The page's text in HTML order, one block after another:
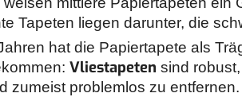
Tapeten liegen darunter, die
hat die Papiertapete als
Vliestapeten sind
zumeist problemlos zu